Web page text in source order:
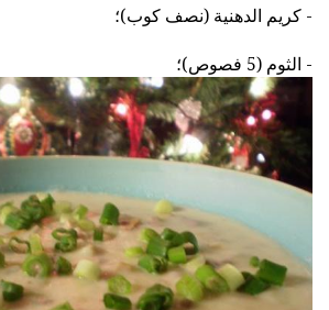
- كريم الدهنية (نصف كوب)؛
- الثوم (5 فصوص)؛